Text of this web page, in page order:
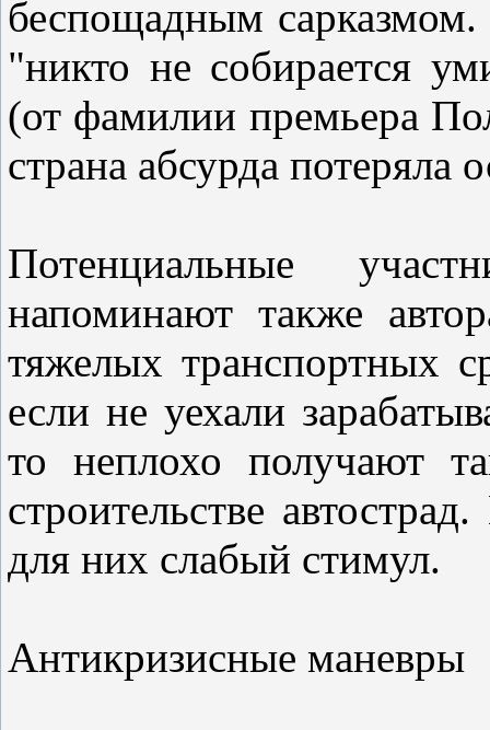
беспощадным
"никто не собирается
(от фамилии премьера
страна абсурда потеряла
Потенциальные
напоминают также
тяжелых транспортных
если не уехали
то неплохо получают
строительстве
для них слабый стимул.
Антикризисные маневры